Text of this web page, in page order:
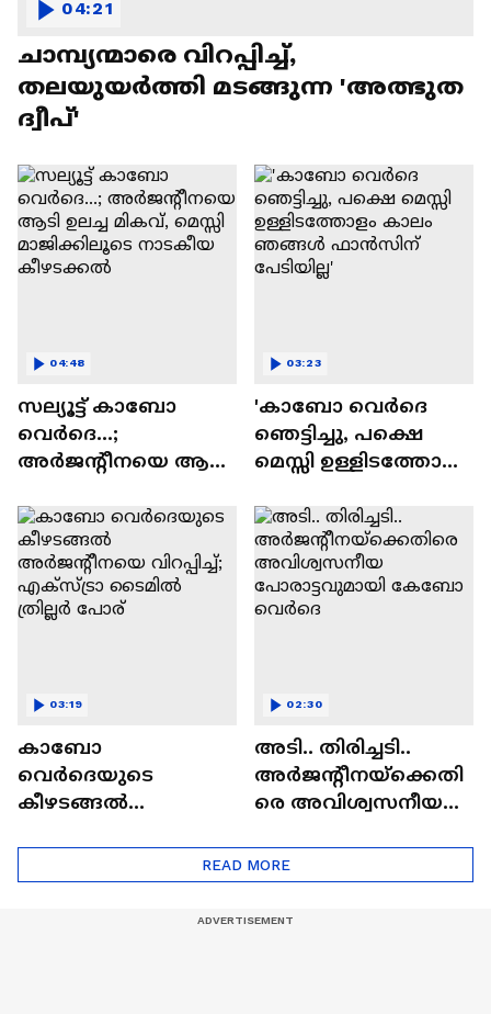
ചാമ്പ്യന്മാരെ വിറപ്പിച്ച്,
തലയുയർത്തി മടങ്ങുന്ന 'അത്ഭുത
ദ്വീപ്'
04:21
സല്യൂട്ട് കാബോ
വെര്‍ദെ...;
അര്‍ജന്റീനയെ ആടി
മാജിക്കിലൂടെ
നാടകീയ കീഴടക്കൽ
04:48
'കാബോ വെർദെ
ഞെട്ടിച്ചു, പക്ഷെ
മെസ്സി ഉള്ളിടത്തോളം
ഫാൻസിന് പേടിയില്ല'
03:23
കാബോ
വെർദെയുടെ
കീഴടങ്ങൽ
വിറപ്പിച്ച്; എക്സ്ട്രാ
ടൈമിൽ ത്രില്ലർ
03:19
അടി.. തിരിച്ചടി..
അർജന്റീനയ്ക്കെതി
രെ അവിശ്വസനീയ
കേബോ വെർദെ
02:30
READ MORE